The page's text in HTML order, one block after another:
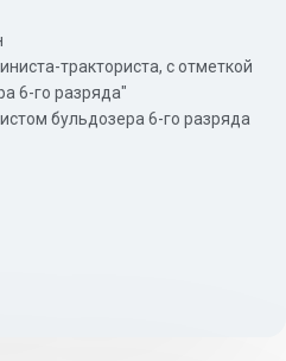
тракториста, с отметкой
6-го разряда"
бульдозера 6-го разряда